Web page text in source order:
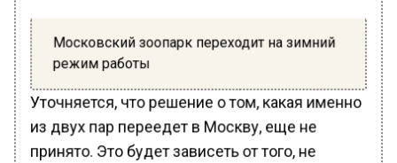
Московский зоопарк переходит на зимний
режим работы
Уточняется, что решение о том, какая именно
из двух пар переедет в Москву, еще не
принято. Это будет зависеть от того, не